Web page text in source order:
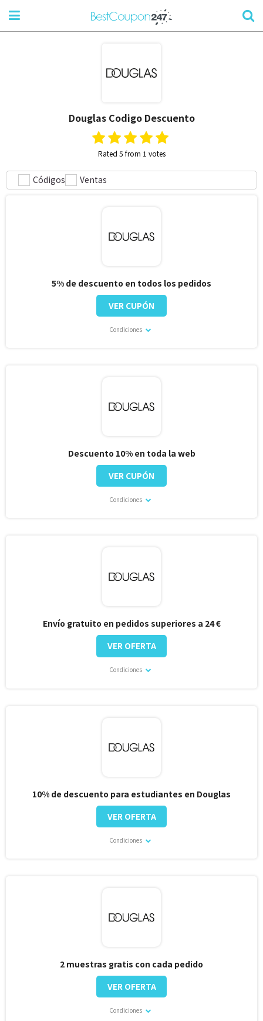
Douglas Codigo Descuento
Rated 5 from 1 votes
Códigos Ventas
5% de descuento en todos los pedidos
Condiciones
VER CUPÓN
Descuento 10% en toda la web
Condiciones
VER CUPÓN
Envío gratuito en pedidos superiores a 24 €
Condiciones
VER OFERTA
10% de descuento para estudiantes en Douglas
Condiciones
VER OFERTA
2 muestras gratis con cada pedido
Condiciones
VER OFERTA